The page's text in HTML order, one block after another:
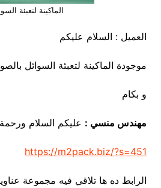
الماكينة لتعبئة
العميل : السلام عليكم
موجودة الماكينة لتعبئة السوائل
و بكام
مهندس منسي : عليكم السلام ورحمة
https://m2pack.biz/?s=451
الرابط ده ها تلاقي فيه مجموعة